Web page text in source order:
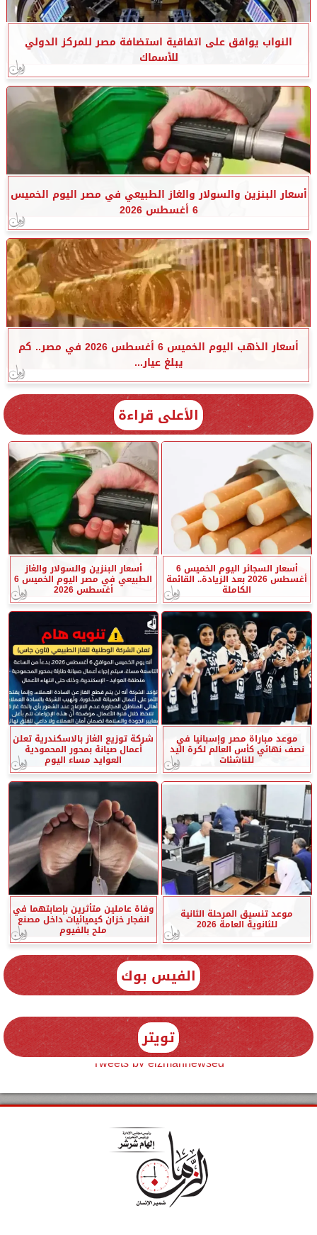
النواب يوافق على اتفاقية استضافة مصر للمركز الدولي
للأسماك
أسعار البنزين والسولار والغاز الطبيعي في مصر اليوم الخميس
6 أغسطس 2026
أسعار الذهب اليوم الخميس 6 أغسطس 2026 في مصر.. كم
يبلغ عيار...
الأعلى قراءة
أسعار السجائر اليوم الخميس 6
أغسطس 2026 بعد الزيادة.. القائمة
الكاملة
أسعار البنزين والسولار والغاز
الطبيعي في مصر اليوم الخميس 6
أغسطس 2026
موعد مباراة مصر وإسبانيا في
نصف نهائي كأس العالم لكرة اليد
للناشئات
شركة توزيع الغاز بالاسكندرية تعلن
أعمال صيانة بمحور المحمودية
العوايد مساء اليوم
موعد تنسيق المرحلة الثانية
للثانوية العامة 2026
وفاة عاملين متأثرين بإصابتهما في
انفجار خزان كيميائيات داخل مصنع
ملح بالفيوم
الفيس بوك
تويتر
Tweets by elzmannewseg